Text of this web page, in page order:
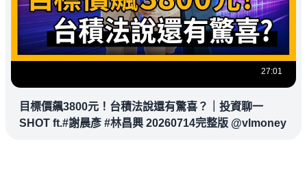
27:01
目標價飆3800元！台積法說還有驚喜？｜投資聊一
SHOT ft.#謝晨彥 #林昌興 20260714完整版 @vlmoney